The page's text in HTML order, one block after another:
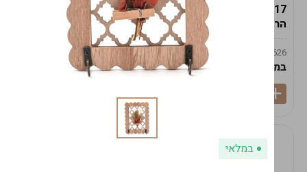
19617-2/17-אגרטל
הרמס 19ס"מ -לבן נקי
9009492379626
במארז
19617/6-אגרטל הרמס
19ס"מ -לבן מנוקד
9009492379626
במארז6
במלאי